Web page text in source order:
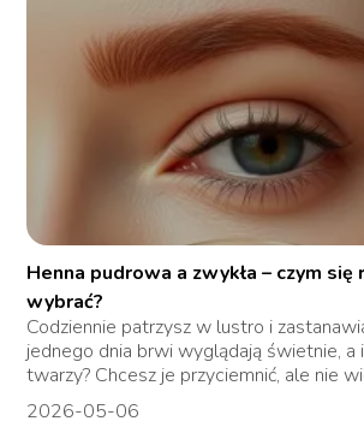
Henna pudrowa a zwykła – czym się
wybrać?
Codziennie patrzysz w lustro i
jednego dnia brwi wyglądają świetnie, a
twarzy? Chcesz je przyciemnić, ale nie
2026-05-06